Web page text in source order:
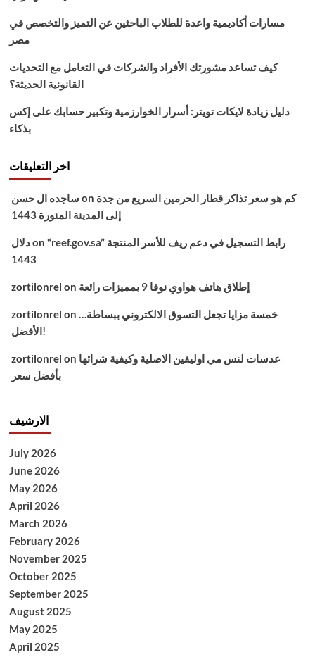
مسارات أكاديمية واعدة للطلاب الباحثين عن التميز والتخصص في
مصر
كيف تساعد مشورتك الأفراد والشركات في التعامل مع التحديات
القانونية الحديثة؟
دليل زيادة لايكات تويتر: أسرار الخوارزمية وتكبير حسابك على إكس
بذكاء
اخر التعليقات
ساجده ال حسن on كم هو سعر تذاكر قطار الحرمين السريع من جدة
إلى المدينة المنورة 1443
دلالon “reef.gov.sa” رابط التسجيل في دعم ريف للأسر المنتجة
1443
zortilonrel on إطلاق هاتف هواوي نوفا 9 بمميزات رائعة
zortilonrel on خمسة مزايا تجعل التسوق الالكتروني ببساطة…
الأفضل!
zortilonrel on عدسات لنس مي اوليفين الاصلية وكيفية شرائها
بأفضل سعر
الارشيف
July 2026
June 2026
May 2026
April 2026
March 2026
February 2026
November 2025
October 2025
September 2025
August 2025
May 2025
April 2025